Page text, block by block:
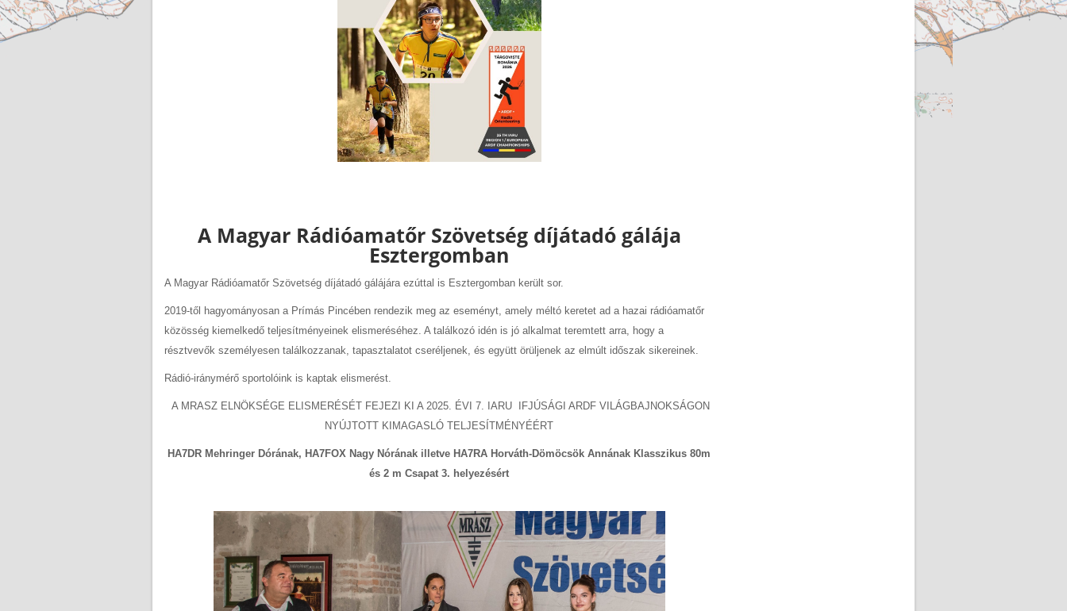
A Magyar Rádióamatőr Szövetség díjátadó gálája
Esztergomban
A Magyar Rádióamatőr Szövetség díjátadó gálájára ezúttal is Esztergomban került sor.
2019-től hagyományosan a Prímás Pincében rendezik meg az eseményt, amely méltó keretet ad a hazai rádióamatőr
közösség kiemelkedő teljesítményeinek elismeréséhez. A találkozó idén is jó alkalmat teremtett arra, hogy a
résztvevők személyesen találkozzanak, tapasztalatot cseréljenek, és együtt örüljenek az elmúlt időszak sikereinek.
Rádió-iránymérő sportolóink is kaptak elismerést.
A MRASZ ELNÖKSÉGE ELISMERÉSÉT FEJEZI KI A 2025. ÉVI 7. IARU IFJÚSÁGI ARDF VILÁGBAJNOKSÁGON
NYÚJTOTT KIMAGASLÓ TELJESÍTMÉNYÉÉRT
HA7DR Mehringer Dórának, HA7FOX Nagy Nórának illetve HA7RA Horváth-Dömöcsök Annának Klasszikus 80m
és 2 m Csapat 3. helyezésért